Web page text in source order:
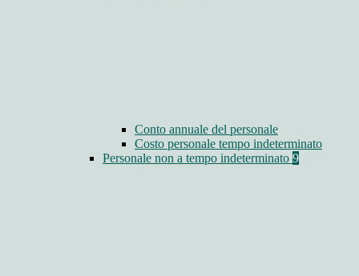
Conto annuale del personale
Costo personale tempo indeterminato
Personale non a tempo indeterminato 9